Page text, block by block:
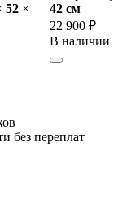
52 ×
42 cм
22 900 ₽
В наличии
без переплат